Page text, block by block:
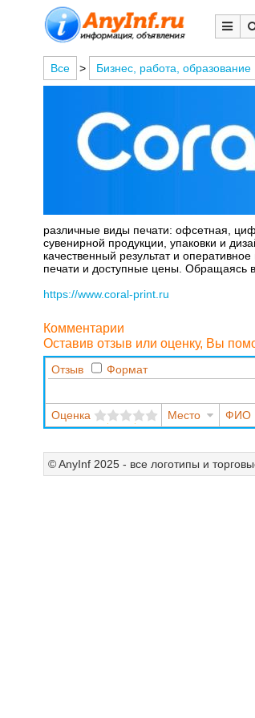
Все > Бизнес, работа, образование
различные виды печати: офсетная,
сувенирной продукции, упаковки и
качественный результат и
печати и доступные цены. Обращаясь
https://www.coral-print.ru
Комментарии
Оставив отзыв или оценку, Вы
Отзыв Формат
Оценка Место ФИО
© AnyInf 2025 - все логотипы и